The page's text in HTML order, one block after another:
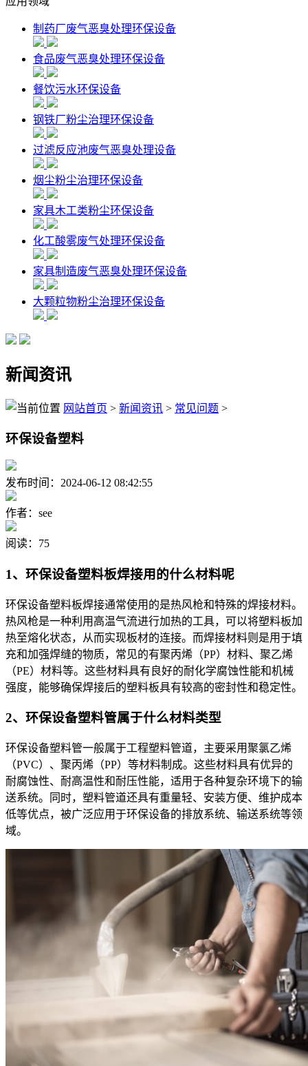
制药厂废气恶臭处理环保设备
食品废气恶臭处理环保设备
餐饮污水环保设备
钢铁厂粉尘治理环保设备
过滤反应池废气恶臭处理设备
烟尘粉尘治理环保设备
家具木工类粉尘环保设备
化工酸雾废气处理环保设备
家具制造废气恶臭处理环保设备
大颗粒物粉尘治理环保设备
新闻资讯
网站首页 > 新闻资讯 > 常见问题 >
环保设备塑料
发布时间：2024-06-12 08:42:55
作者：see
阅读：75
1、环保设备塑料板焊接用的什么材料呢
环保设备塑料板焊接通常使用的是热风枪和特殊的焊接材料。
热风枪是一种利用高温气流进行加热的工具，可以将塑料板加
热至熔化状态，从而实现板材的连接。而焊接材料则是用于填
充和加强焊缝的物质，常见的有聚丙烯（PP）材料、聚乙烯
（PE）材料等。这些材料具有良好的耐化学腐蚀性能和机械
强度，能够确保焊接后的塑料板具有较高的密封性和稳定性。
2、环保设备塑料管属于什么材料类型
环保设备塑料管一般属于工程塑料管道，主要采用聚氯乙烯
（PVC）、聚丙烯（PP）等材料制成。这些材料具有优异的
耐腐蚀性、耐高温性和耐压性能，适用于各种复杂环境下的输
送系统。同时，塑料管道还具有重量轻、安装方便、维护成本
低等优点，被广泛应用于环保设备的排放系统、输送系统等领
域。